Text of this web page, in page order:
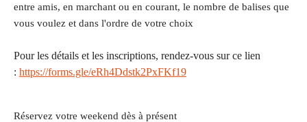
entre amis, en marchant ou en courant, le nombre de balises que
vous voulez et dans l'ordre de votre choix
Pour les détails et les inscriptions, rendez-vous sur ce lien
: https://forms.gle/eRh4Ddstk2PxFKf19
Réservez votre weekend dès à présent